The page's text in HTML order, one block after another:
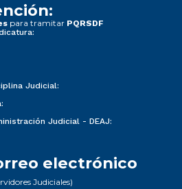
para tramitar PQRSDF
Judicial:
Judicial - DEAJ:
electrónico
Judiciales)